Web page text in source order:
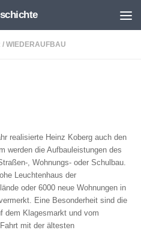
/ WIEDERAUFBAU
realisierte Heinz Koberg auch den
werden die Aufbauleistungen des
, Wohnungs- oder Schulbau.
Leuchtenhaus der
oder 6000 neue Wohnungen in
Eine Besonderheit sind die
dem Klagesmarkt und vom
mit der ältesten